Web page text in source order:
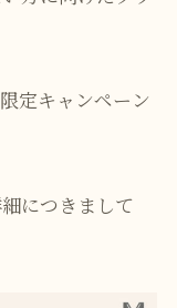
定キャンペーン
につきまして